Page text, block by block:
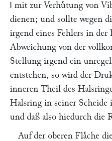
mit zur Verhuͤtung von
dienen; und sollte wegen
irgend eines Fehlers in der
Abweichung von der
Stellung irgend ein
entstehen, so wird der
inneren Theil des
Halsring in seiner
und daß also hiedurch die
Auf der oberen Flaͤche